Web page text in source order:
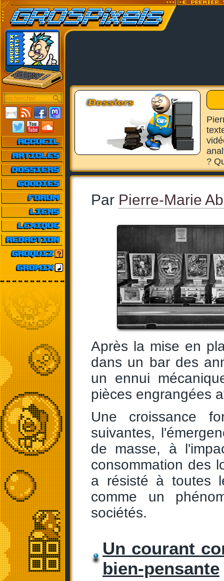
?
Par Pierre-Marie
Après la mise en
dans un bar des
un ennui
pièces engrangées
Une croissance
suivantes,
de masse, à
consommation des
a résisté à toutes
comme un
sociétés.
Un courant
bien-pensante